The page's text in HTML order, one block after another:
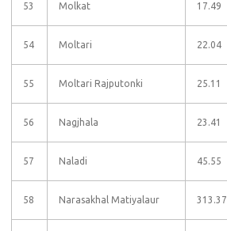
53 Molkat 17.49
54 Moltari 22.04
55 Moltari Rajputonki 25.11
56 Nagjhala 23.41
57 Naladi 45.55
58 Narasakhal Matiyalaur 313.37